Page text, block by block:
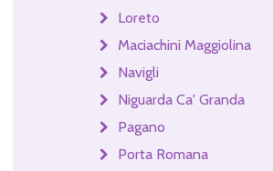
Loreto
Maciachini Maggiolina
Navigli
Niguarda Ca' Granda
Pagano
Porta Romana